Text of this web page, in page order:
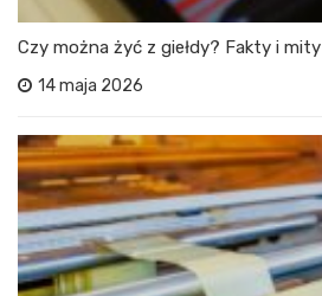
Czy można żyć z giełdy? Fakty i mity
14 maja 2026